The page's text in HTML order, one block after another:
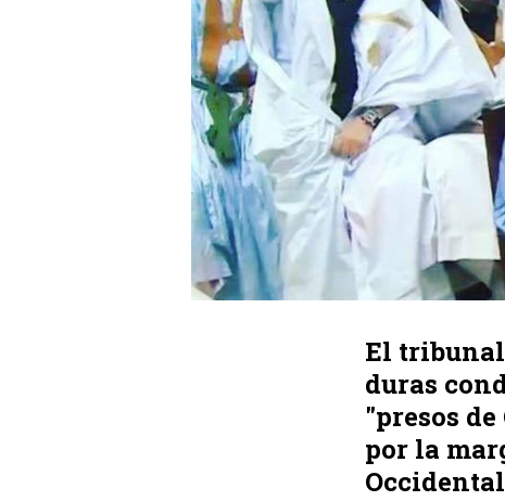
El
duras
"presos
por la